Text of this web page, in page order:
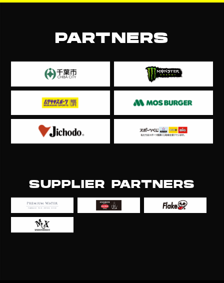
PARTNERS
SUPPLIER PARTNERS